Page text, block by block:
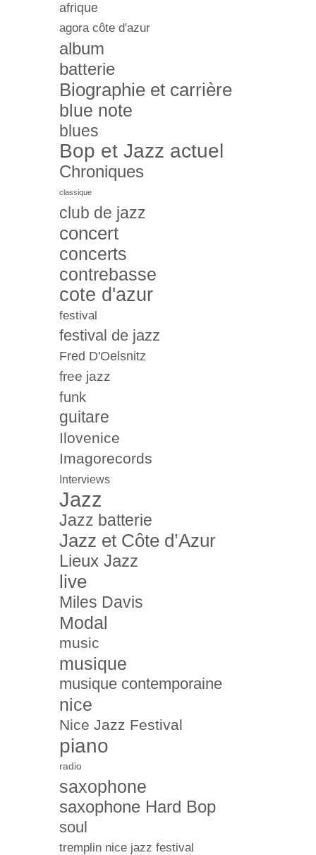
afrique
agora côte d'azur
album
batterie
Biographie et carrière
blue note
blues
Bop et Jazz actuel
Chroniques
classique
club de jazz
concert
concerts
contrebasse
cote d'azur
festival
festival de jazz
Fred D'Oelsnitz
free jazz
funk
guitare
Ilovenice
Imagorecords
Interviews
Jazz
Jazz batterie
Jazz et Côte d’Azur
Lieux Jazz
live
Miles Davis
Modal
music
musique
musique contemporaine
nice
Nice Jazz Festival
piano
radio
saxophone
saxophone Hard Bop
soul
tremplin nice jazz festival